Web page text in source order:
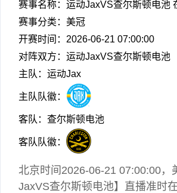
赛事名称：运动JaxVS查尔斯顿电池
赛事分类： 美冠
开赛时间：2026-06-21 07:00:00
对阵双方：运动JaxVS查尔斯顿电池
主队：运动Jax
主队队徽：
客队：查尔斯顿电池
客队队徽：
北京时间2026-06-21 07:00:00，
JaxVS查尔斯顿电池】直播准时